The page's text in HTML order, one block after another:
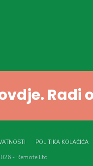
Radi
POLITIKA KOLAČIĆA
- Remote Ltd